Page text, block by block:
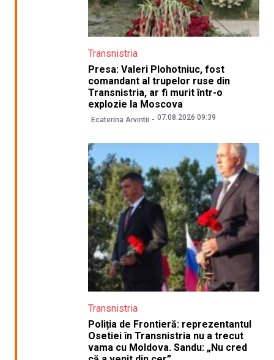
Transnistria
Presa: Valeri Plohotniuc, fost
comandant al trupelor ruse din
Transnistria, ar fi murit într-o
explozie la Moscova
Ecaterina Arvintii 07.08.2026 09:39
Transnistria
Poliția de Frontieră: reprezentantul
Osetiei în Transnistria nu a trecut
vama cu Moldova. Sandu: „Nu cred